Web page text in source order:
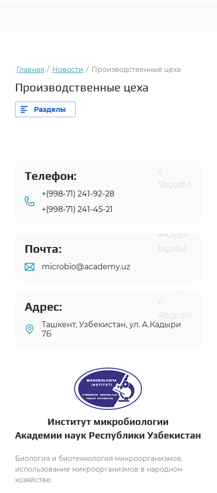
Главная / Новости / Производственные цеха
Производственные цеха
Разделы
Адрес:
Ташкент, Узбекистан, ул. А.Кадыри
7Б
Телефон:
+(998-71) 241-92-28
+(998-71) 241-45-21
Почта:
microbio@academy.uz
Институт микробиологии
Академии наук Республики Узбекистан
Биология и биотехнология микроорганизмов,
использование микроорганизмов в народном
хозяйстве.